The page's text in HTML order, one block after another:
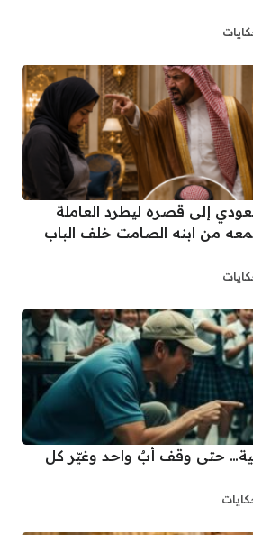
إلى قصره ليطرد العاملة
من ابنه الصامت خلف الباب
حتى وقف أبٌ واحد وغيّر كل